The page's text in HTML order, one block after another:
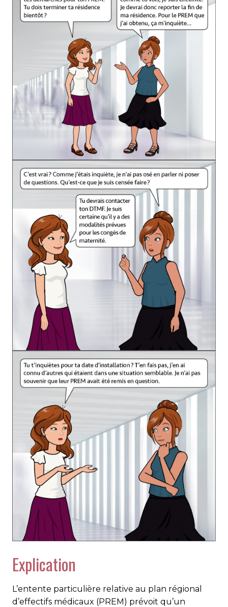
Explication
L’entente particulière relative au plan régional
d’effectifs médicaux (PREM) prévoit qu’un